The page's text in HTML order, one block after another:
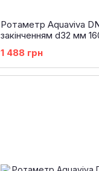
Ротаметр Aquaviva
закінченням d32 мм
1 488 грн